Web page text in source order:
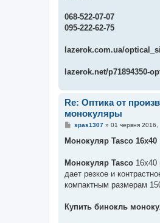
068-522-07-07
095-222-62-75
lazerok.com.ua/
lazerok.net/p71894350-
Re: Оптика от
монокуляры
П
в
о
л
е
я
spas1307» 01 червня 2016,
Монокуляр Tasco 16x40
Монокуляр Tasco 16x40
дает резкое и
компактным размерам
Купить бинокль